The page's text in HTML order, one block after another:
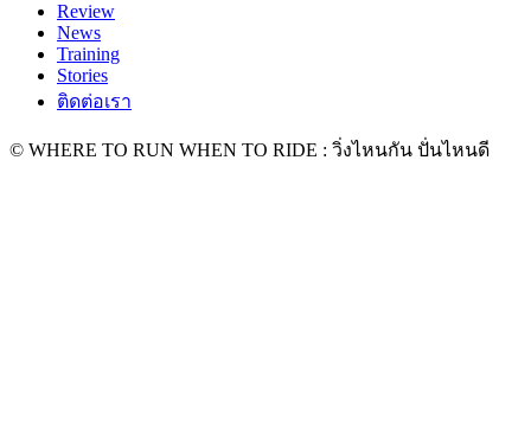
Review
News
Training
Stories
ติดต่อเรา
© WHERE TO RUN WHEN TO RIDE : วิ่งไหนกัน ปั่นไหนดี